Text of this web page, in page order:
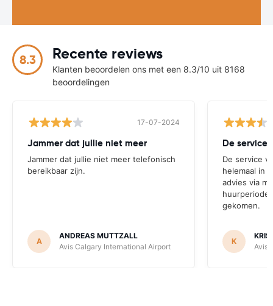
8.3 Recente reviews
Klanten beoordelen ons met een 8.3/10 uit 8168
beoordelingen
17-07-2024
Jammer dat jullie niet meer
Jammer dat jullie niet meer telefonisch
bereikbaar zijn.
A
ANDREAS MUTTZALL
Avis Calgary International Airport
De service
De service
helemaal in
advies via
gekomen.
K
Avis